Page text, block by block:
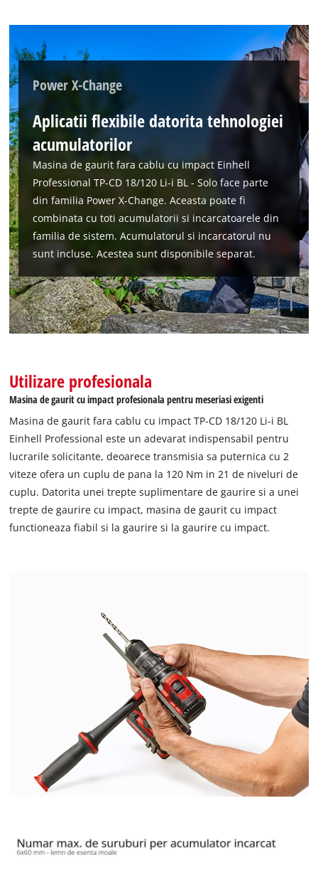
Avem nevoie de acordul dvs. pentru a
incarca serviciul Google Maps!
This content is not permitted to load due
visitor. The website owner needs to setup
the site with their CMP to add this content
to the list of technologies used.
Powered byUsercentrics Consent
Management Platform
Power X-Change
Aplicatii flexibile datorita tehnologiei
acumulatorilor
Masina de gaurit fara cablu cu impact Einhell
Professional TP-CD 18/120 Li-i BL - Solo face parte
din familia Power X-Change. Aceasta poate fi
combinata cu toti acumulatorii si incarcatoarele din
familia de sistem. Acumulatorul si incarcatorul nu
sunt incluse. Acestea sunt disponibile separat.
Utilizare profesionala
Masina de gaurit cu impact profesionala pentru meseriasi exigenti
Masina de gaurit fara cablu cu impact TP-CD 18/120 Li-i BL
Einhell Professional este un adevarat indispensabil pentru
lucrarile solicitante, deoarece transmisia sa puternica cu 2
viteze ofera un cuplu de pana la 120 Nm in 21 de niveluri de
cuplu. Datorita unei trepte suplimentare de gaurire si a unei
trepte de gaurire cu impact, masina de gaurit cu impact
functioneaza fiabil si la gaurire si la gaurire cu impact.